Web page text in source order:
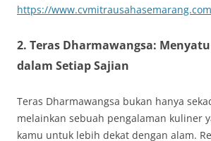
https://
2. Teras Dharmawangsa:
dalam Setiap Sajian
Teras Dharmawangsa bukan hanya
melainkan sebuah pengalaman kuliner
kamu untuk lebih dekat dengan alam.